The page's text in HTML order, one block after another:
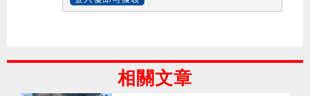
相關文章